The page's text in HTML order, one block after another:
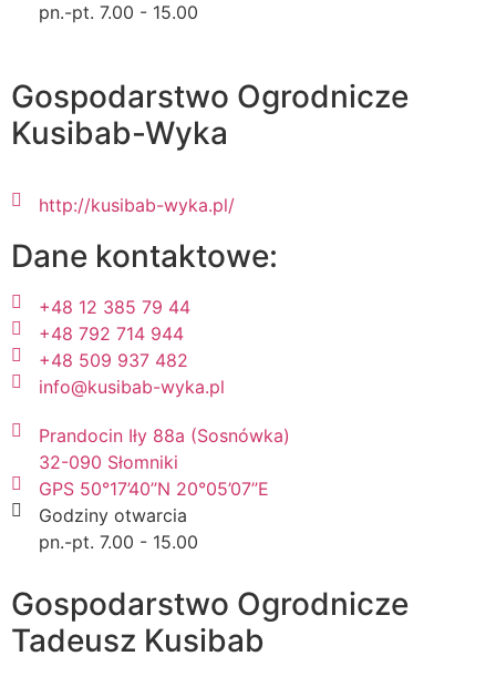
pn.-pt. 7.00 - 15.00
Gospodarstwo Ogrodnicze
Kusibab-Wyka
http://kusibab-wyka.pl/
Dane kontaktowe:
+48 12 385 79 44
+48 792 714 944
+48 509 937 482
info@kusibab-wyka.pl
Prandocin Iły 88a (Sosnówka)
32-090 Słomniki
GPS 50°17’40’’N 20°05’07’’E
Godziny otwarcia
pn.-pt. 7.00 - 15.00
Gospodarstwo Ogrodnicze
Tadeusz Kusibab